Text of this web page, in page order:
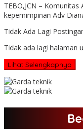
TEBO,JCN – Komunitas
kepemimpinan Adv
Tidak Ada Lagi
Tidak ada lagi halaman
Lihat Selengkapnya